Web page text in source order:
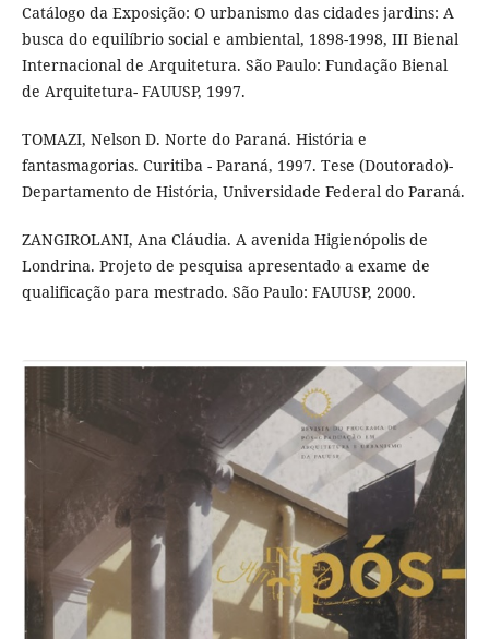
Catálogo da Exposição: O urbanismo das cidades jardins: A
busca do equilíbrio social e ambiental, 1898-1998, III Bienal
Internacional de Arquitetura. São Paulo: Fundação Bienal
de Arquitetura- FAUUSP, 1997.
TOMAZI, Nelson D. Norte do Paraná. História e
fantasmagorias. Curitiba - Paraná, 1997. Tese (Doutorado)-
Departamento de História, Universidade Federal do Paraná.
ZANGIROLANI, Ana Cláudia. A avenida Higienópolis de
Londrina. Projeto de pesquisa apresentado a exame de
qualificação para mestrado. São Paulo: FAUUSP, 2000.